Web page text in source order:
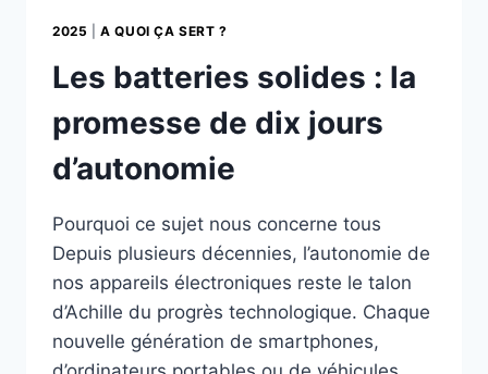
2025 |A QUOI ÇA SERT ?
Les batteries solides : la
promesse de dix jours
d’autonomie
Pourquoi ce sujet nous concerne tous
Depuis plusieurs décennies, l’autonomie de
nos appareils électroniques reste le talon
d’Achille du progrès technologique. Chaque
nouvelle génération de smartphones,